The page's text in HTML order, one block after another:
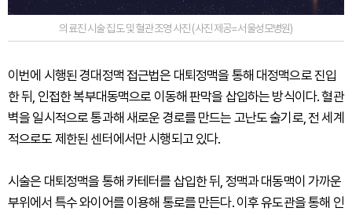
의료진 시술 집도 및 혈관조영 사진 (사진 제공=서울성모병원)
이번에 시행된 경대정맥 접근법은 대퇴정맥을 통해 대정맥으로 진입
한 뒤, 인접한 복부대동맥으로 이동해 판막을 삽입하는 방식이다. 혈관
벽을 일시적으로 통과해 새로운 경로를 만드는 고난도 술기로, 전 세계
적으로도 제한된 센터에서만 시행되고 있다.
시술은 대퇴정맥을 통해 카테터를 삽입한 뒤, 정맥과 대동맥이 가까운
부위에서 특수 와이어를 이용해 통로를 만든다. 이후 유도관을 통해 인